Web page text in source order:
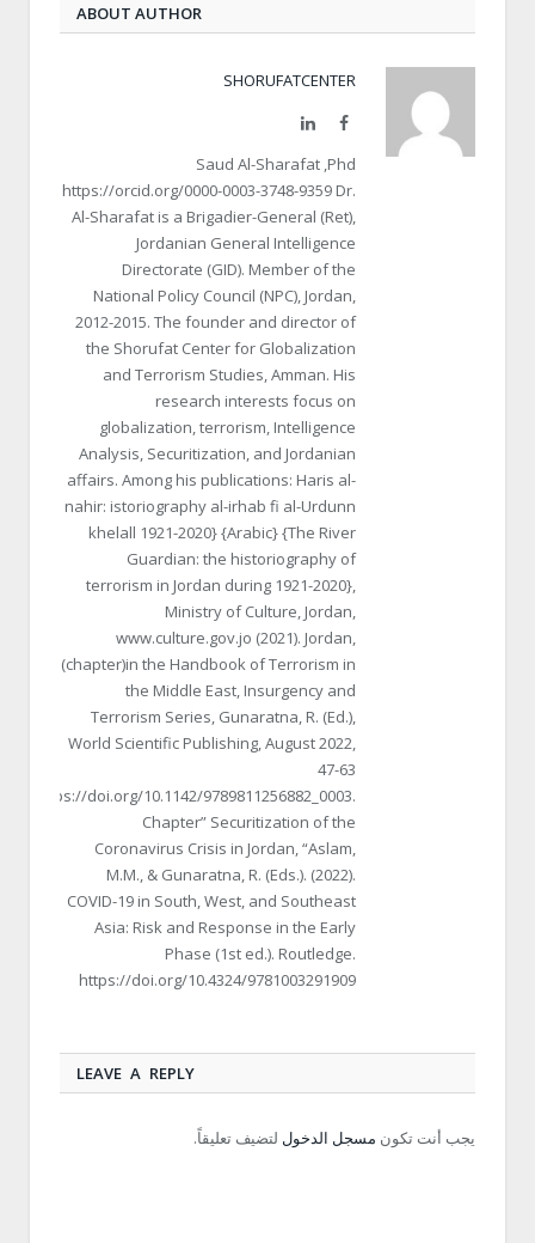
ABOUT AUTHOR
SHORUFATCENTER
Facebook
LinkedIn
Saud Al-Sharafat ,Phd
https://orcid.org/0000-0003-3748-9359 Dr.
Al-Sharafat is a Brigadier-General (Ret),
Jordanian General Intelligence
Directorate (GID). Member of the
National Policy Council (NPC), Jordan,
2012-2015. The founder and director of
the Shorufat Center for Globalization
and Terrorism Studies, Amman. His
research interests focus on
globalization, terrorism, Intelligence
Analysis, Securitization, and Jordanian
affairs. Among his publications: Haris al-
nahir: istoriography al-irhab fi al-Urdunn
khelall 1921-2020} {Arabic} {The River
Guardian: the historiography of
terrorism in Jordan during 1921-2020},
Ministry of Culture, Jordan,
www.culture.gov.jo (2021). Jordan,
(chapter)in the Handbook of Terrorism in
the Middle East, Insurgency and
Terrorism Series, Gunaratna, R. (Ed.),
World Scientific Publishing, August 2022,
47-63
https://doi.org/10.1142/9789811256882_0003.
Chapter” Securitization of the
Coronavirus Crisis in Jordan, “Aslam,
M.M., & Gunaratna, R. (Eds.). (2022).
COVID-19 in South, West, and Southeast
Asia: Risk and Response in the Early
Phase (1st ed.). Routledge.
https://doi.org/10.4324/9781003291909
LEAVE A REPLY
يجب أنت تكون مسجل الدخول لتضيف تعليقاً.